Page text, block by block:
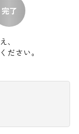
完了
、
ださい。